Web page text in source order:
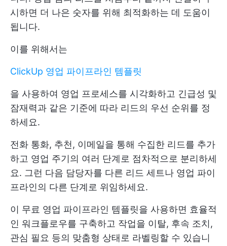
시하면 더 나은 숫자를 위해 최적화하는 데 도움이
됩니다.
이를 위해서는
ClickUp 영업 파이프라인 템플릿
을 사용하여 영업 프로세스를 시각화하고 긴급성 및
잠재력과 같은 기준에 따라 리드의 우선 순위를 정
하세요.
전화 통화, 추천, 이메일을 통해 수집한 리드를 추가
하고 영업 주기의 여러 단계로 점차적으로 분리하세
요. 그런 다음 담당자를 다른 리드 세트나 영업 파이
프라인의 다른 단계로 위임하세요.
이 무료 영업 파이프라인 템플릿을 사용하면 효율적
인 워크플로우를 구축하고 작업을 이탈, 후속 조치,
관심 필요 등의 맞춤형 상태로 라벨링할 수 있습니